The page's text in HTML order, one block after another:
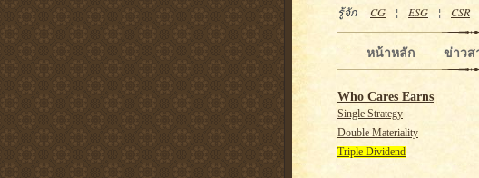
รู้จัก CG ¦ ESG ¦ CSR
ข่าวส
หน้าหลัก
Who Cares Earns
Single Strategy
Double Materiality
Triple Dividend